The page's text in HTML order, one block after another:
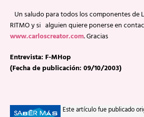
Un saludo para todos los componentes de
RITMO y si alguien quiere ponerse en
www.carloscreator.com. Gracias
Entrevista: F-MHop
(Fecha de publicación: 09/10/2003)
Este artículo fue publicado